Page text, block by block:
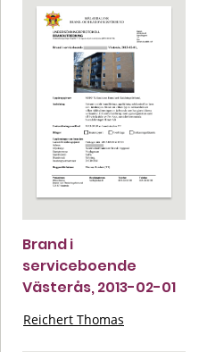
Brand i
serviceboende
Västerås, 2013-02-01
Reichert Thomas